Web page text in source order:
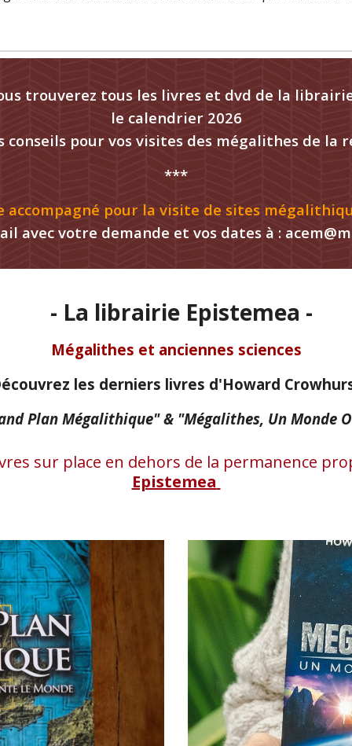
trouverez tous les livres et dvd de la
le calendrier 2026
conseils pour vos visites des mégalithes de la
***
accompagné pour la visite de sites
avec votre demande et vos dates à :
- La librairie Epistemea -
Mégalithes et anciennes sciences
les derniers livres d'Howard
Plan Mégalithique"& "Mégalithes, Un Monde
sur place en dehors de la permanence
Epistemea